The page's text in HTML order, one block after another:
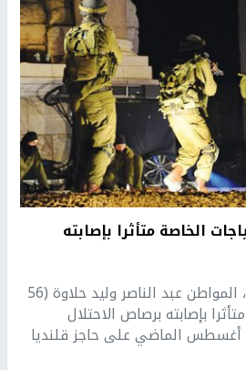
الخاصة متأثرا بإصابته
استشهد، اليوم الجمعة، المواطن عبد الناصر وليد حلاوة (56
بإصابته برصاص الاحتلال
في 16 آب/ أغسطس الماضي على حاجز قلنديا